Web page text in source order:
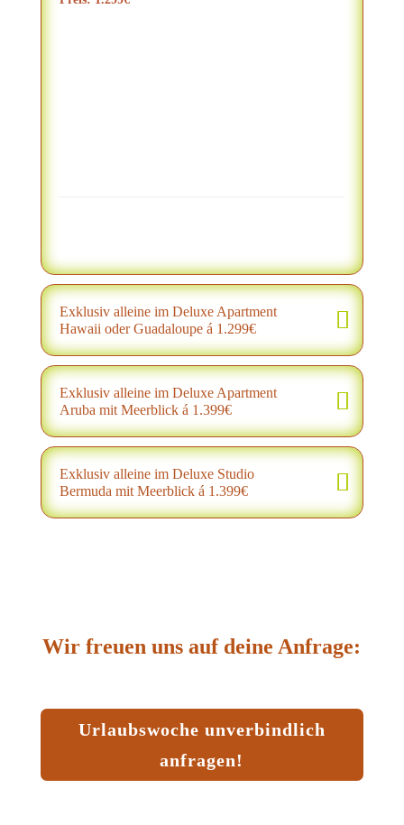
Exklusiv alleine im Deluxe Apartment
Hawaii oder Guadaloupe á 1.299€
Exklusiv alleine im Deluxe Apartment
Aruba mit Meerblick á 1.399€
Exklusiv alleine im Deluxe Studio
Bermuda mit Meerblick á 1.399€
Wir freuen uns auf deine Anfrage:
Urlaubswoche unverbindlich
anfragen!